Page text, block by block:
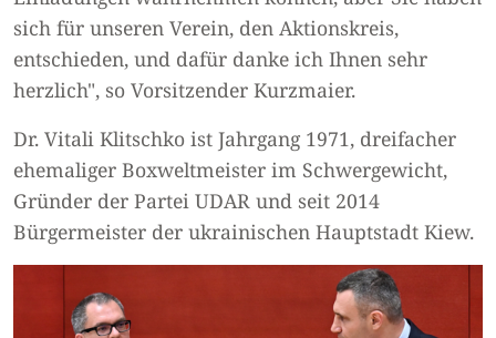
sich für unseren Verein, den Aktionskreis,
entschieden, und dafür danke ich Ihnen sehr
herzlich", so Vorsitzender Kurzmaier.
Dr. Vitali Klitschko ist Jahrgang 1971, dreifacher
ehemaliger Boxweltmeister im Schwergewicht,
Gründer der Partei UDAR und seit 2014
Bürgermeister der ukrainischen Hauptstadt Kiew.